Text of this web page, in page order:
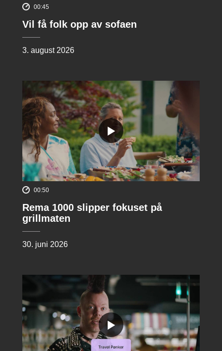
00:45
Vil få folk opp av sofaen
3. august 2026
00:50
Rema 1000 slipper fokuset på
grillmaten
30. juni 2026